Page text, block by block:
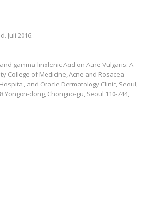
Juli 2016.
gamma-linolenic Acid on Acne Vulgaris: A
College of Medicine, Acne and Rosacea
and Oracle Dermatology Clinic, Seoul,
dong, Chongno-gu, Seoul 110-744,